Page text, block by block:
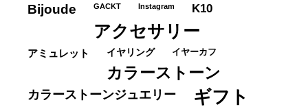
Bijoude GACKT Instagram K10
アクセサリー
アミュレット イヤリング イヤーカフ
カラーストーン
カラーストーンジュエリー ギフト